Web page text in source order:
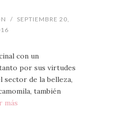
/ SEPTIEMBRE 20,
con un
por sus virtudes
sector de la belleza,
también
más